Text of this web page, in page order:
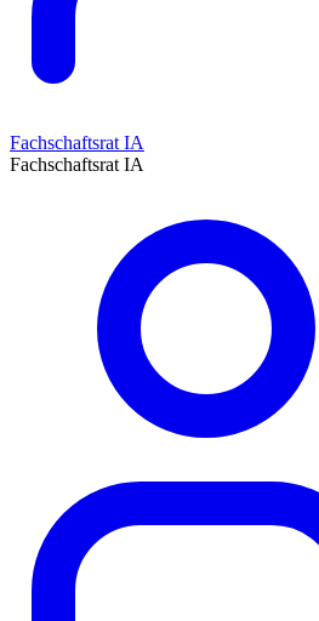
Fachschaftsrat IA
Fachschaftsrat IA